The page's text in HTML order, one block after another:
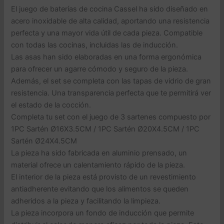
El juego de baterías de cocina Cassel ha sido diseñado en
acero inoxidable de alta calidad, aportando una resistencia
perfecta y una mayor vida útil de cada pieza. Compatible
con todas las cocinas, incluidas las de inducción.
Las asas han sido elaboradas en una forma ergonómica
para ofrecer un agarre cómodo y seguro de la pieza.
Además, el set se completa con las tapas de vidrio de gran
resistencia. Una transparencia perfecta que te permitirá ver
el estado de la cocción.
Completa tu set con el juego de 3 sartenes compuesto por
1PC Sartén Ø16X3.5CM / 1PC Sartén Ø20X4.5CM / 1PC
Sartén Ø24X4.5CM
La pieza ha sido fabricada en aluminio prensado, un
material ofrece un calentamiento rápido de la pieza.
El interior de la pieza está provisto de un revestimiento
antiadherente evitando que los alimentos se queden
adheridos a la pieza y facilitando la limpieza.
La pieza incorpora un fondo de inducción que permite